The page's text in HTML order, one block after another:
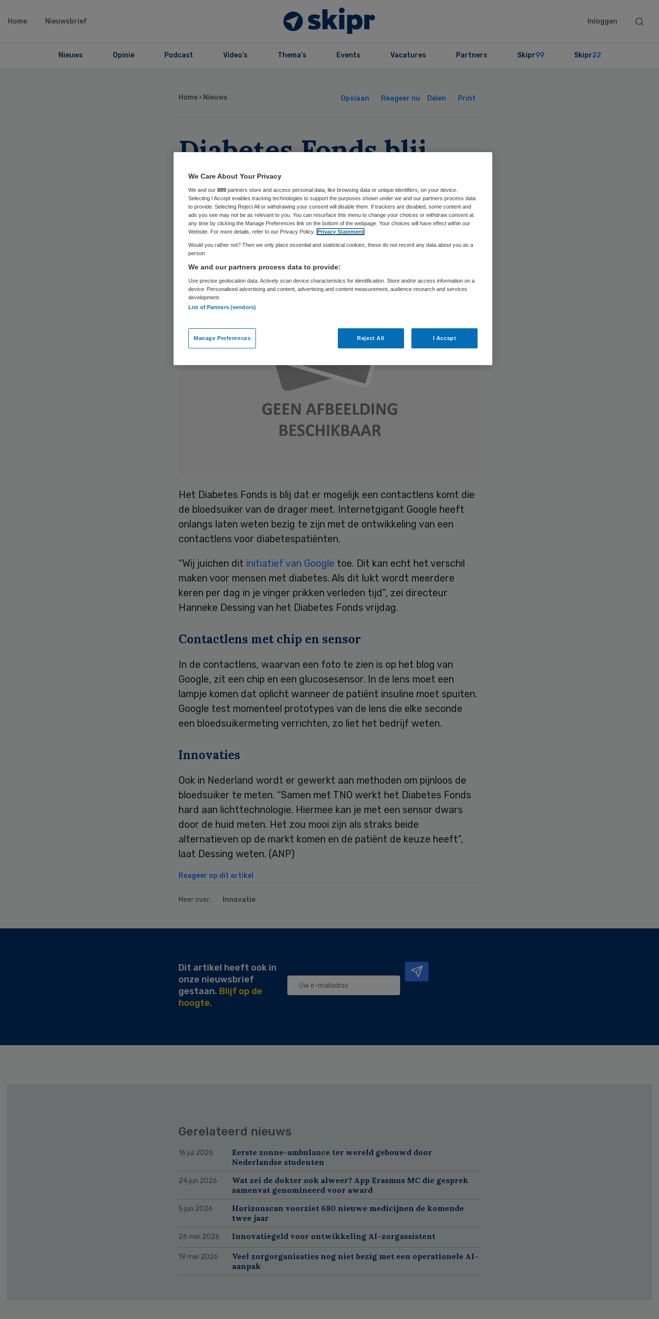
Home Nieuwsbrief Inloggen
Search
Nieuws Opinie Podcast Video’s Thema’s Events Vacatures Partners Skipr99 Skipr22
Home › Nieuws Opslaan Reageer nu Delen Print
Diabetes Fonds blij
met Google-lens
Skipr Redactie 17 januari 2014,10:52 49 keer gelezen
Het Diabetes Fonds is blij dat er mogelijk een contactlens komt die
de bloedsuiker van de drager meet. Internetgigant Google heeft
onlangs laten weten bezig te zijn met de ontwikkeling van een
contactlens voor diabetespatiënten.
“Wij juichen dit initiatief van Google toe. Dit kan echt het verschil
maken voor mensen met diabetes. Als dit lukt wordt meerdere
keren per dag in je vinger prikken verleden tijd”, zei directeur
Hanneke Dessing van het Diabetes Fonds vrijdag.
Contactlens met chip en sensor
In de contactlens, waarvan een foto te zien is op het blog van
Google, zit een chip en een glucosesensor. In de lens moet een
lampje komen dat oplicht wanneer de patiënt insuline moet spuiten.
Google test momenteel prototypes van de lens die elke seconde
een bloedsuikermeting verrichten, zo liet het bedrijf weten.
Innovaties
Ook in Nederland wordt er gewerkt aan methoden om pijnloos de
bloedsuiker te meten. “Samen met TNO werkt het Diabetes Fonds
hard aan lichttechnologie. Hiermee kan je met een sensor dwars
door de huid meten. Het zou mooi zijn als straks beide
alternatieven op de markt komen en de patiënt de keuze heeft”,
laat Dessing weten. (ANP)
Reageer op dit artikel
Meer over: Innovatie
Dit artikel heeft ook in
onze nieuwsbrief
gestaan. Blijf op de
hoogte.
Gerelateerd nieuws
16 jul 2026
Eerste zonne-ambulance ter wereld gebouwd door
Nederlandse studenten
24 jun 2026
Wat zei de dokter ook alweer? App Erasmus MC die gesprek
samenvat genomineerd voor award
5 jun 2026
Horizonscan voorziet 680 nieuwe medicijnen de komende
twee jaar
26 mei 2026 Innovatiegeld voor ontwikkeling AI-zorgassistent
19 mei 2026
Veel zorgorganisaties nog niet bezig met een operationele AI-
aanpak
We Care About Your Privacy
We and our 889 partners store and access personal data, like browsing data or unique identifiers, on your device.
Selecting I Accept enables tracking technologies to support the purposes shown under we and our partners process data
to provide. Selecting Reject All or withdrawing your consent will disable them. If trackers are disabled, some content and
ads you see may not be as relevant to you. You can resurface this menu to change your choices or withdraw consent at
any time by clicking the Manage Preferences link on the bottom of the webpage. Your choices will have effect within our
Website. For more details, refer to our Privacy Policy. Privacy Statement
Would you rather not? Then we only place essential and statistical cookies, these do not record any data about you as a
person
We and our partners process data to provide:
Use precise geolocation data. Actively scan device characteristics for identification. Store and/or access information on a
device. Personalised advertising and content, advertising and content measurement, audience research and services
development.
List of Partners (vendors)
Manage Preferences Reject All I Accept